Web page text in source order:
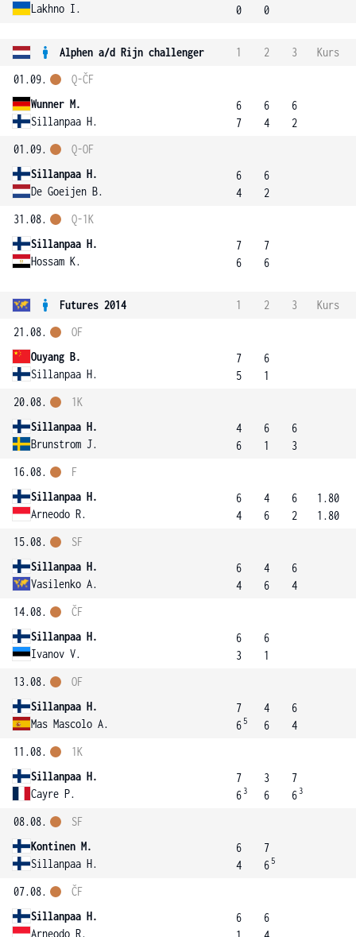
Lakhno I.
0
0
Alphen a/d Rijn challenger 1 2 3
Kurs
01.09.
Wunner M.
Sillanpaa H.
Q-ČF
6
7
6
4
6
2
01.09.
Sillanpaa H.
De Goeijen B.
Q-OF
6
4
6
2
31.08.
Sillanpaa H.
Hossam K.
Q-1K
7
6
7
6
Futures 2014 1 2 3
Kurs
21.08.
Ouyang B.
Sillanpaa H.
OF
7
5
6
1
20.08.
Sillanpaa H.
Brunstrom J.
1K
4
6
6
1
6
3
16.08.
Sillanpaa H.
Arneodo R.
F
6
4
4
6
6
2
1.80
1.80
15.08.
Sillanpaa H.
Vasilenko A.
SF
6
4
4
6
6
4
14.08.
Sillanpaa H.
Ivanov V.
ČF
6
3
6
1
13.08.
Sillanpaa H.
Mas Mascolo A.
OF
7
6 5
4
6
6
4
11.08.
Sillanpaa H.
Cayre P.
1K
7
6 3
3
6
7
6 3
08.08.
Kontinen M.
Sillanpaa H.
SF
6
4
7
6 5
07.08.
Sillanpaa H.
Arneodo R.
ČF
6
6